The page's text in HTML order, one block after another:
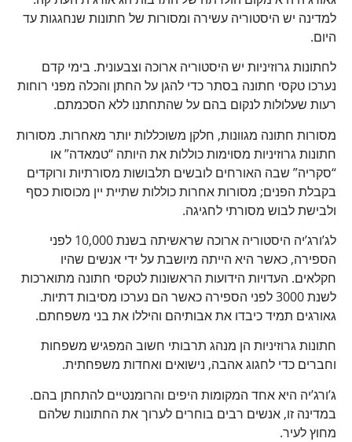
למדינה יש היסטוריה עשירה ומסורות של חתונות שנחגגות עד
היום.
לחתונות גרוזיניות יש היסטוריה ארוכה וצבעונית. בימי קדם
נערכו טקסי חתונה בסתר כדי להגן על החתן והכלה מפני רוחות
רעות שעלולות לנקום בהם על שהתחתנו ללא הסכמתם.
מסורות חתונה מגוונות, חלקן משוכללות יותר מאחרות. מסורות
חתונות גרוזיניות מסוימות כוללות את היותה “טמאדה” או
“סקריה” שבה האורחים לובשים תלבושות מסורתיות ורוקדים
בקבלת הפנים; מסורות אחרות כוללות שתיית יין מכוסות כסף
ולבישת לבוש מסורתי לחגיגה.
לג’ורג’יה היסטוריה ארוכה שראשיתה בשנת 10,000 לפני
הספירה, כאשר היא הייתה מיושבת על ידי אנשים שהיו
חקלאים. העדויות הידועות הראשונות לטקסי חתונה מתוארכות
לשנת 3000 לפני הספירה כאשר הם נערכו מסיבות דתיות.
גאורגים תמיד כיבדו את אבותיהם והיללו את בני משפחתם.
חתונות גרוזיניות הן מנהג תרבותי חשוב המפגיש משפחות
וחברים כדי לחגוג אהבה, נישואים ואחדות משפחתית.
ג’ורג’יה היא אחד המקומות היפים והרומנטיים להתחתן בהם.
במדינה זו, אנשים רבים בוחרים לערוך את החתונות שלהם
מחוץ לעיר.